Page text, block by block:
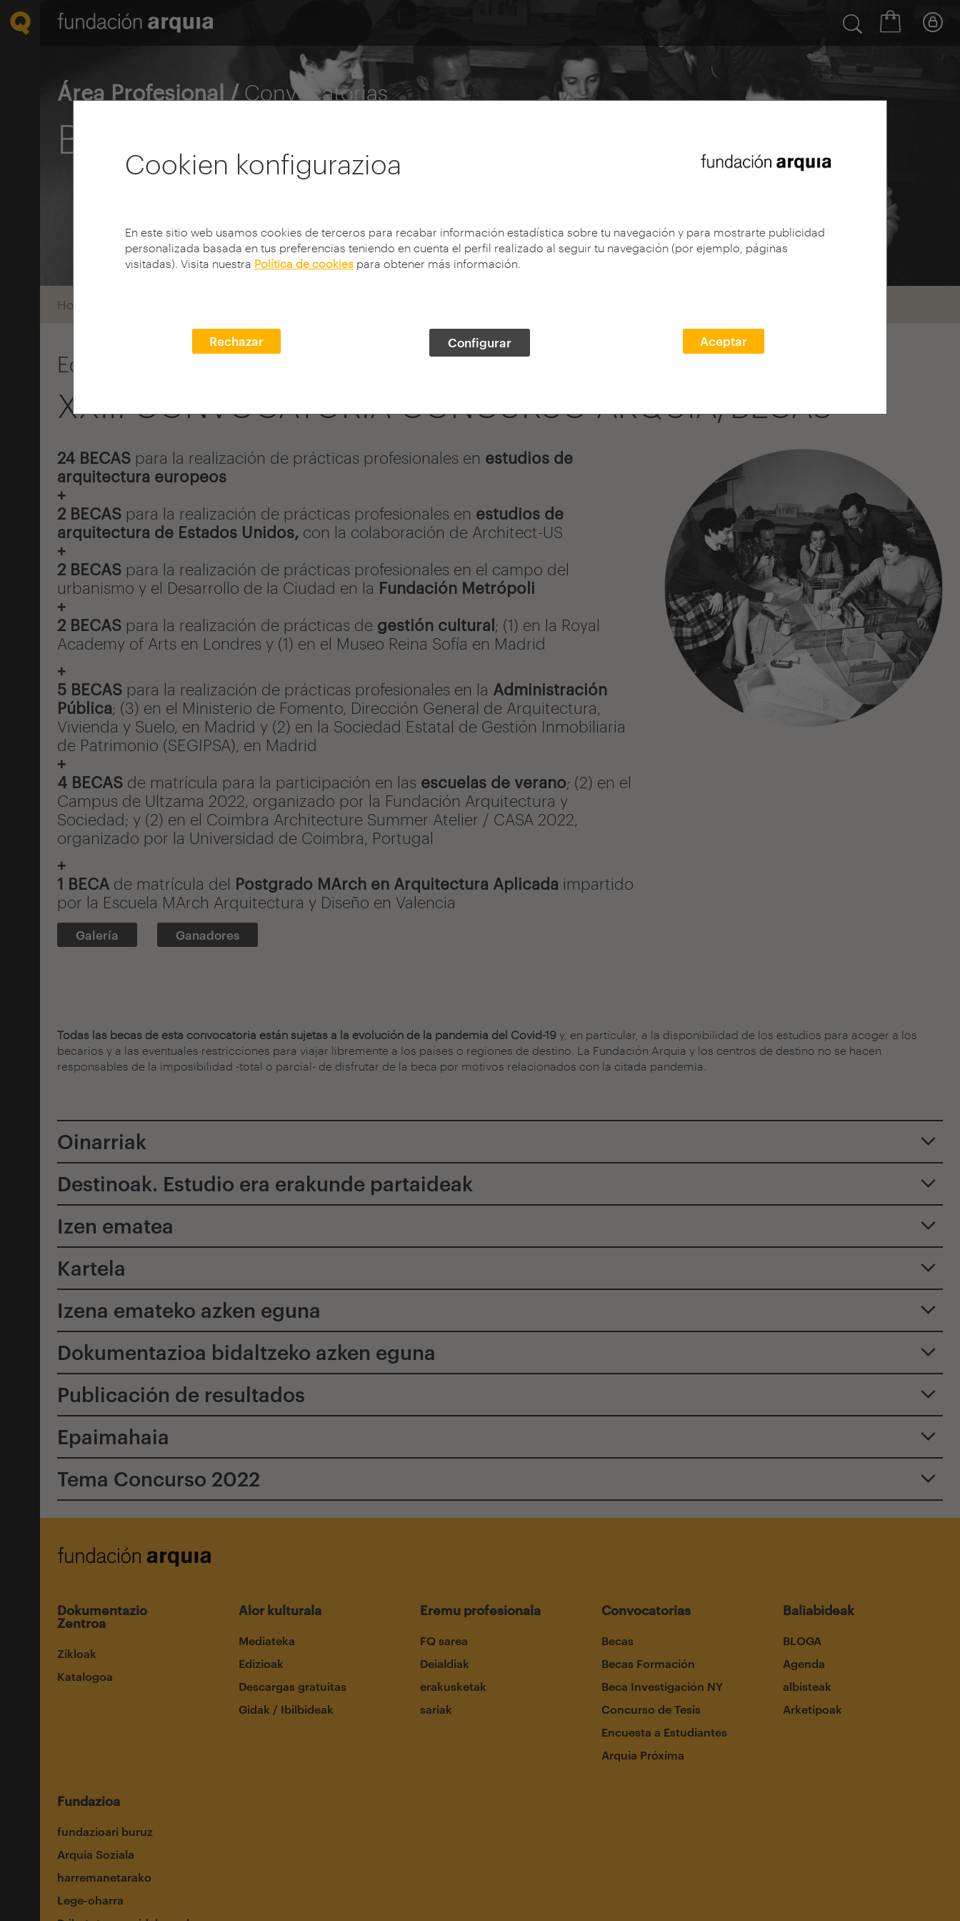
Cookien konfigurazioa
En este sitio web usamos cookies de terceros para recabar información estadística sobre tu navegación y para mostrarte publicidad
personalizada basada en tus preferencias teniendo en cuenta el perfil realizado al seguir tu navegación (por ejemplo, páginas
visitadas). Visita nuestra Política de cookies para obtener más información.
Rechazar Configurar Aceptar
Área Profesional / Convocatorias
Becas 2022
Home
Edición 2022
XXIII CONVOCATORIA CONCURSO ARQUIA/BECAS
24 BECAS para la realización de prácticas profesionales en estudios de
arquitectura europeos
+
2 BECAS para la realización de prácticas profesionales en estudios de
arquitectura de Estados Unidos, con la colaboración de Architect-US
+
2 BECAS para la realización de prácticas profesionales en el campo del
urbanismo y el Desarrollo de la Ciudad en la Fundación Metrópoli
+
2 BECAS para la realización de prácticas de gestión cultural; (1) en la Royal
Academy of Arts en Londres y (1) en el Museo Reina Sofía en Madrid
+
5 BECAS para la realización de prácticas profesionales en la Administración
Pública; (3) en el Ministerio de Fomento, Dirección General de Arquitectura,
Vivienda y Suelo, en Madrid y (2) en la Sociedad Estatal de Gestión Inmobiliaria
de Patrimonio (SEGIPSA), en Madrid
+
4 BECAS de matrícula para la participación en las escuelas de verano; (2) en el
Campus de Ultzama 2022, organizado por la Fundación Arquitectura y
Sociedad; y (2) en el Coimbra Architecture Summer Atelier / CASA 2022,
organizado por la Universidad de Coimbra, Portugal
+
1 BECA de matrícula del Postgrado MArch en Arquitectura Aplicada impartido
por la Escuela MArch Arquitectura y Diseño en Valencia
Galería Ganadores
Todas las becas de esta convocatoria están sujetas a la evolución de la pandemia del Covid-19 y, en particular, a la disponibilidad de los estudios para acoger a los
becarios y a las eventuales restricciones para viajar libremente a los países o regiones de destino. La Fundación Arquia y los centros de destino no se hacen
responsables de la imposibilidad -total o parcial- de disfrutar de la beca por motivos relacionados con la citada pandemia.
Oinarriak
Destinoak. Estudio era erakunde partaideak
Izen ematea
Kartela
Izena emateko azken eguna
Dokumentazioa bidaltzeko azken eguna
Publicación de resultados
Epaimahaia
Tema Concurso 2022
Dokumentazio
Zentroa
Zikloak
Katalogoa
Alor kulturala
Mediateka
Edizioak
Descargas gratuitas
Gidak / Ibilbideak
Eremu profesionala
FQ sarea
Deialdiak
erakusketak
sariak
Convocatorias
Becas
Becas Formación
Beca Investigación NY
Concurso de Tesis
Encuesta a Estudiantes
Arquia Próxima
Baliabideak
BLOGA
Agenda
albisteak
Arketipoak
Fundazioa
fundazioari buruz
Arquia Soziala
harremanetarako
Lege-oharra